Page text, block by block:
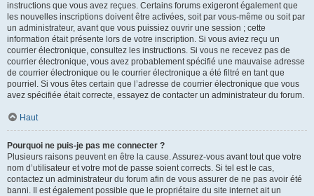
instructions que vous avez reçues. Certains forums exigeront également que
les nouvelles inscriptions doivent être activées, soit par vous-même ou soit par
un administrateur, avant que vous puissiez ouvrir une session ; cette
information était présente lors de votre inscription. Si vous aviez reçu un
courrier électronique, consultez les instructions. Si vous ne recevez pas de
courrier électronique, vous avez probablement spécifié une mauvaise adresse
de courrier électronique ou le courrier électronique a été filtré en tant que
pourriel. Si vous êtes certain que l’adresse de courrier électronique que vous
avez spécifiée était correcte, essayez de contacter un administrateur du forum.
Haut
Pourquoi ne puis-je pas me connecter ?
Plusieurs raisons peuvent en être la cause. Assurez-vous avant tout que votre
nom d’utilisateur et votre mot de passe soient corrects. Si tel est le cas,
contactez un administrateur du forum afin de vous assurer de ne pas avoir été
banni. Il est également possible que le propriétaire du site internet ait un